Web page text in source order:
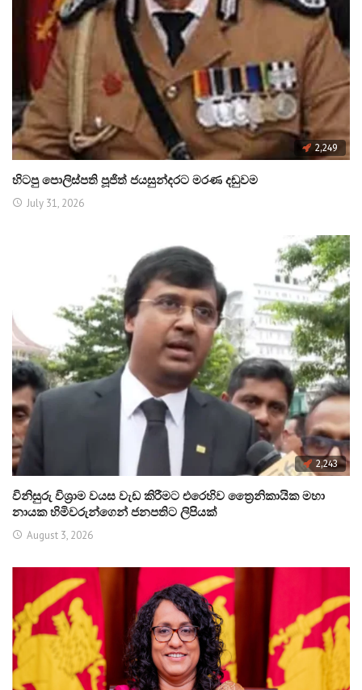
2,249
හිටපු පොලිස්පති පූජිත් ජයසුන්දරට මරණ දඬුවම
July 31, 2026
2,243
විනිසුරු විශ්‍රාම වයස වැඩ කිරීමට එරෙහිව ත්‍රෛනිකායික මහා
නායක හිමිවරුන්ගෙන් ජනපතිට ලිපියක්
August 3, 2026